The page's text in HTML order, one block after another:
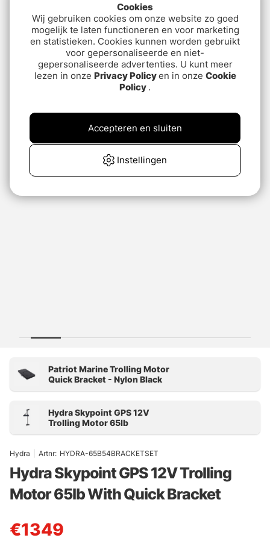
Hydra Artnr: HYDRA-65B54BRACKETSET
Hydra Skypoint GPS 12V Trolling
Motor 65lb With Quick Bracket
€1349
Cookies
Wij gebruiken cookies om onze website zo goed
mogelijk te laten functioneren en voor marketing
en statistieken. Cookies kunnen worden gebruikt
voor gepersonaliseerde en niet-
gepersonaliseerde advertenties. U kunt meer
lezen in onze Privacy Policyen in onze Cookie
Policy .
Instellingen
Accepteren en sluiten